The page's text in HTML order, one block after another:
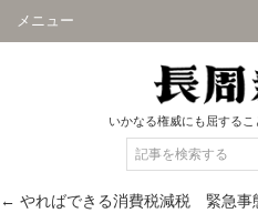
メニュー
いかなる権威にも屈する
← やればできる消費税減税 緊急